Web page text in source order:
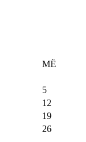
MË
5
12
19
26